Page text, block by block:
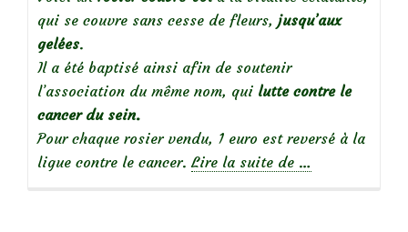
qui se couvre sans cesse de fleurs, jusqu’aux
gelées.
Il a été baptisé ainsi afin de soutenir
l’association du même nom, qui lutte contre le
cancer du sein.
Pour chaque rosier vendu, 1 euro est reversé à la
ligue contre le cancer. Lire la suite de …